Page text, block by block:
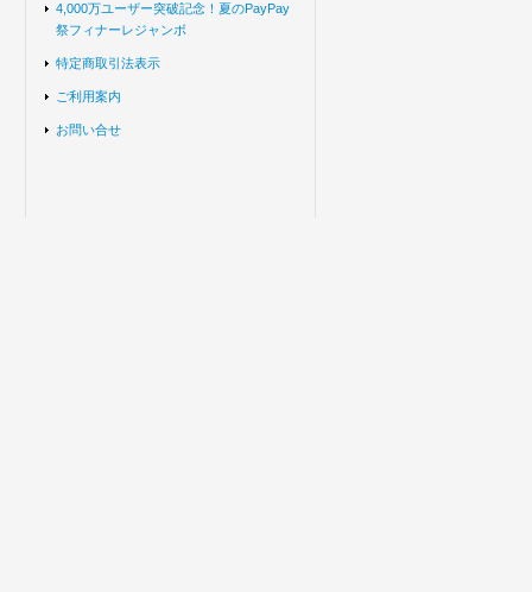
4,000万ユーザー突破記念！夏のPayPay
祭フィナーレジャンボ
特定商取引法表示
ご利用案内
お問い合せ